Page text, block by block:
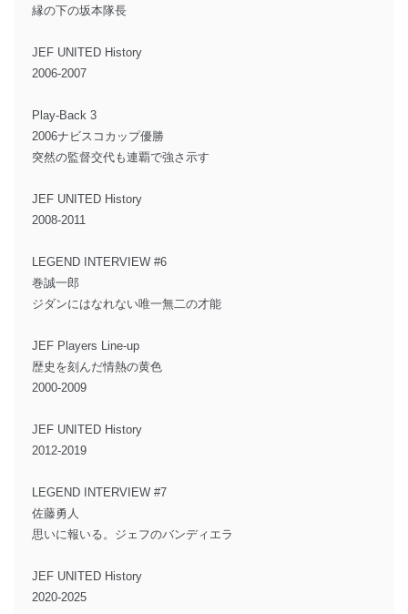
縁の下の坂本隊長
JEF UNITED History
2006-2007
Play-Back 3
2006ナビスコカップ優勝
突然の監督交代も連覇で強さ示す
JEF UNITED History
2008-2011
LEGEND INTERVIEW #6
巻誠一郎
ジダンにはなれない唯一無二の才能
JEF Players Line-up
歴史を刻んだ情熱の黄色
2000-2009
JEF UNITED History
2012-2019
LEGEND INTERVIEW #7
佐藤勇人
思いに報いる。ジェフのバンディエラ
JEF UNITED History
2020-2025